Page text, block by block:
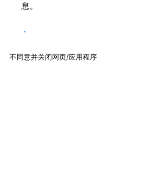
息。
同意
不同意并关闭网页/应用程序